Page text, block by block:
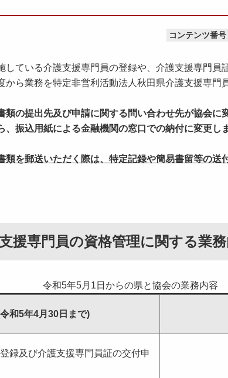
コンテンツ番
ている介護支援専門員の登録や、介護支援専門員
から業務を特定非営利活動法人秋田県介護支援専門
類の提出先及び申請に関する問い合わせ先が協会に
振込用紙による金融機関の窓口での納付に変更し
を郵送いただく際は、特定記録や簡易書留等の送
援専門員の資格管理に関する業
令和5年5月1日からの県と協会の業務内容
和5年4月30日まで)
録及び介護支援専門員証の交付申